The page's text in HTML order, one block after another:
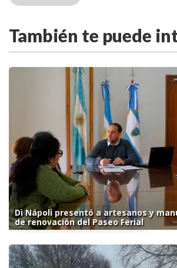
También te puede
Di Nápoli presentó a artesanos y
de renovación del Paseo Ferial